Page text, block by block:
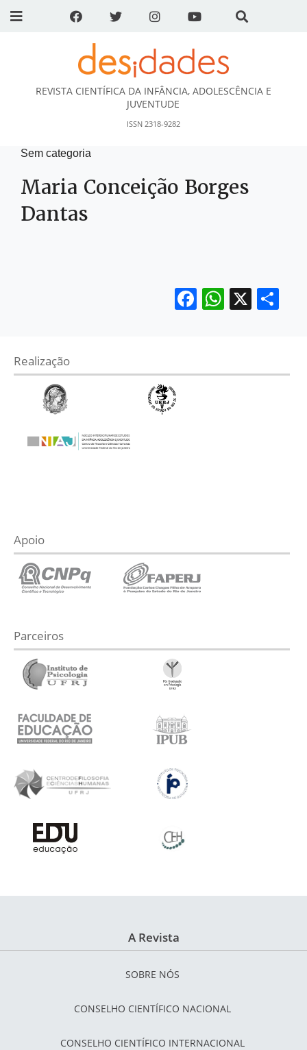
DESidades
REVISTA CIENTÍFICA DA INFÂNCIA, ADOLESCÊNCIA E
JUVENTUDE
ISSN 2318-9282
Sem categoria
Maria Conceição Borges
Dantas
Facebook
X
Realização
Apoio
Parceiros
A Revista
SOBRE NÓS
CONSELHO CIENTÍFICO NACIONAL
CONSELHO CIENTÍFICO INTERNACIONAL